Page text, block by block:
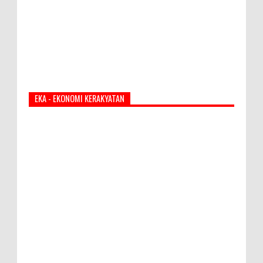
EKA - EKONOMI KERAKYATAN